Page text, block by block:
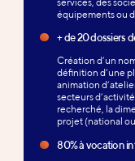
équipements ou
+ de 20 dossiers
Création d’un
définition d’une
animation
secteurs
recherché, la
projet (national
80% à vocation